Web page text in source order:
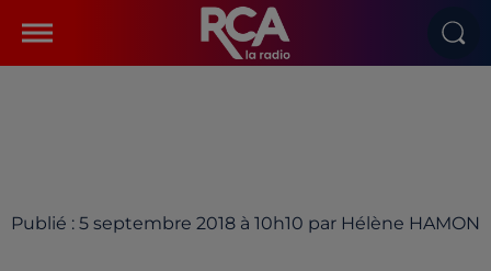
Publié : 5 septembre 2018 à 10h10 par Hélène HAMON